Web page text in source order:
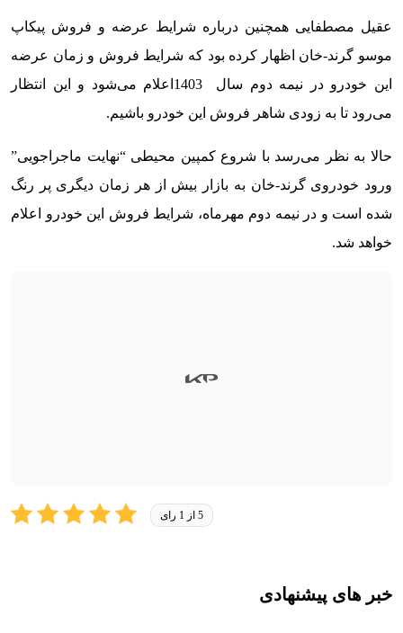
عقیل مصطفایی همچنین درباره شرایط عرضه و فروش پیکاپ
موسو گرند-خان اظهار کرده بود که شرایط فروش و زمان عرضه
این خودرو در نیمه دوم سال 1403اعلام می‌شود و این انتظار
می‌رود تا به زودی شاهر فروش این خودرو باشیم.
حالا به نظر می‌رسد با شروع کمپین محیطی “نهایت ماجراجویی”
ورود خودروی گرند-خان به بازار بیش از هر زمان دیگری پر رنگ
شده است و در نیمه دوم مهرماه، شرایط فروش این خودرو اعلام
خواهد شد.
5 از 1 رای
خبر های پیشنهادی